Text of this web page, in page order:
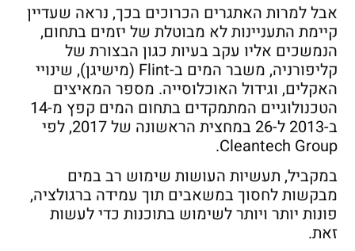
אבל למרות האתגרים הכרוכים בכך, נראה שעדיין
קיימת התעניינות לא מבוטלת של יזמים בתחום,
הנמשכים אליו עקב בעיות כגון הבצורת של
קליפורניה, משבר המים ב-Flint (מישיגן), שינויי
האקלים, וגידול האוכלוסייה. מספר המאיצים
הטכנולוגיים המתמקדים בתחום המים קפץ מ-14
ב-2013 ל-26 במחצית הראשונה של 2017, לפי
Cleantech Group.
במקביל, תעשיות העושות שימוש רב במים
מבקשות לחסוך במשאבים תוך עמידה ברגולציה,
פונות יותר ויותר לשימוש בתוכנות כדי לעשות
זאת.